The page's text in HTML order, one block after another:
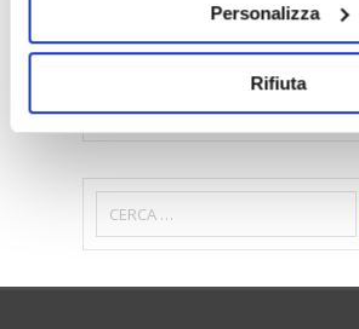
Personalizza
Rifiuta
Trasferimenti
Valore Case